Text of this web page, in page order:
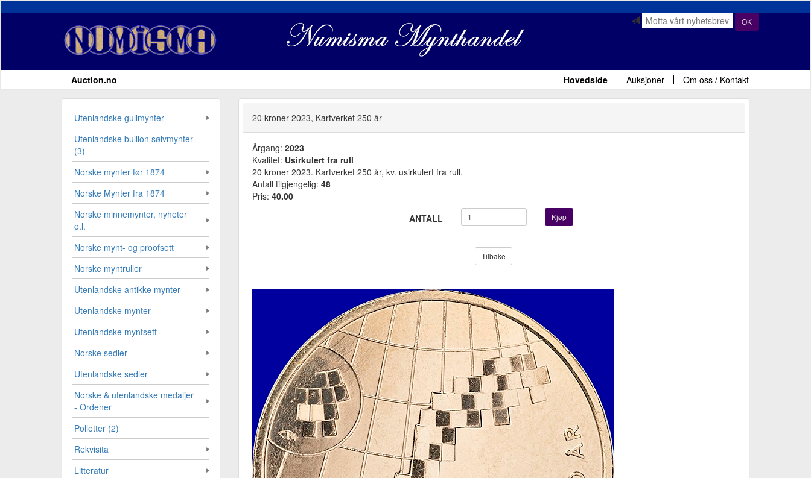
OK
Auction.no Hovedside Auksjoner Om oss / Kontakt
Utenlandske gullmynter
Utenlandske bullion sølvmynter
(3)
Norske mynter før 1874
Norske Mynter fra 1874
Norske minnemynter, nyheter
o.l.
Norske mynt- og proofsett
Norske myntruller
Utenlandske antikke mynter
Utenlandske mynter
Utenlandske myntsett
Norske sedler
Utenlandske sedler
Norske & utenlandske medaljer
- Ordener
Polletter (2)
Rekvisita
Litteratur
20 kroner 2023, Kartverket 250 år
Årgang: 2023
Kvalitet: Usirkulert fra rull
20 kroner 2023. Kartverket 250 år, kv. usirkulert fra rull.
Antall tilgjengelig: 48
Pris: 40.00
ANTALL
Kjøp
Tilbake